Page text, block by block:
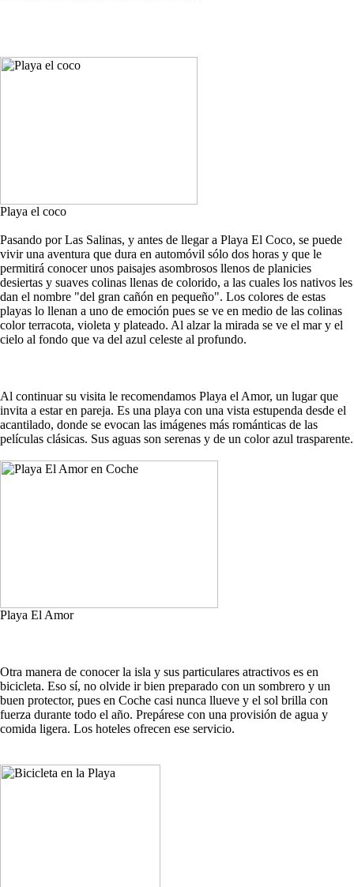
Playa el coco
Pasando por Las Salinas, y antes de llegar a Playa El Coco, se puede
vivir una aventura que dura en automóvil sólo dos horas y que le
permitirá conocer unos paisajes asombrosos llenos de planicies
desiertas y suaves colinas llenas de colorido, a las cuales los nativos les
dan el nombre "del gran cañón en pequeño". Los colores de estas
playas lo llenan a uno de emoción pues se ve en medio de las colinas
color terracota, violeta y plateado. Al alzar la mirada se ve el mar y el
cielo al fondo que va del azul celeste al profundo.
Al continuar su visita le recomendamos Playa el Amor, un lugar que
invita a estar en pareja. Es una playa con una vista estupenda desde el
acantilado, donde se evocan las imágenes más románticas de las
películas clásicas. Sus aguas son serenas y de un color azul trasparente.
Playa El Amor
Otra manera de conocer la isla y sus particulares atractivos es en
bicicleta. Eso sí, no olvide ir bien preparado con un sombrero y un
buen protector, pues en Coche casi nunca llueve y el sol brilla con
fuerza durante todo el año. Prepárese con una provisión de agua y
comida ligera. Los hoteles ofrecen ese servicio.